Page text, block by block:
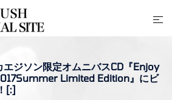
ト
メ
ニ
ジソン限定オムニバスCD『Enjoy
Limited Edition』にビ
[:]